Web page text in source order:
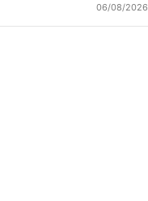
06/08/2026